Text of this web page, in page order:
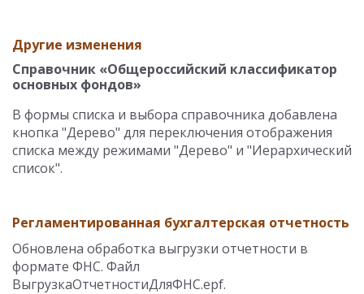
Другие изменения
Справочник «Общероссийский классификатор
основных фондов»
В формы списка и выбора справочника добавлена
кнопка "Дерево" для переключения отображения
списка между режимами "Дерево" и "Иерархический
список".
Регламентированная бухгалтерская отчетность
Обновлена обработка выгрузки отчетности в
формате ФНС. Файл
ВыгрузкаОтчетностиДляФНС.epf.